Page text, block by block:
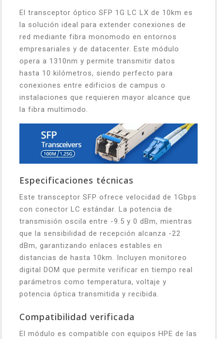
El transceptor óptico SFP 1G LC LX de 10km es
la solución ideal para extender conexiones de
red mediante fibra monomodo en entornos
empresariales y de datacenter. Este módulo
opera a 1310nm y permite transmitir datos
hasta 10 kilómetros, siendo perfecto para
conexiones entre edificios de campus o
instalaciones que requieren mayor alcance que
la fibra multimodo.
Especificaciones técnicas
Este transceptor SFP ofrece velocidad de 1Gbps
con conector LC estándar. La potencia de
transmisión oscila entre -9.5 y 0 dBm, mientras
que la sensibilidad de recepción alcanza -22
dBm, garantizando enlaces estables en
distancias de hasta 10km. Incluyen monitoreo
digital DOM que permite verificar en tiempo real
parámetros como temperatura, voltaje y
potencia óptica transmitida y recibida.
Compatibilidad verificada
El módulo es compatible con equipos HPE de las